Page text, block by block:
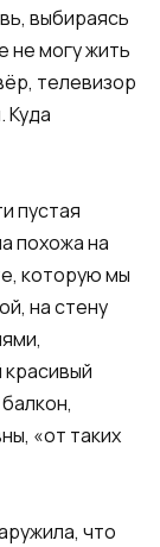
выбираясь
не могу жить
телевизор
Куда
пустая
похожа на
которую мы
на стену
«от таких
что